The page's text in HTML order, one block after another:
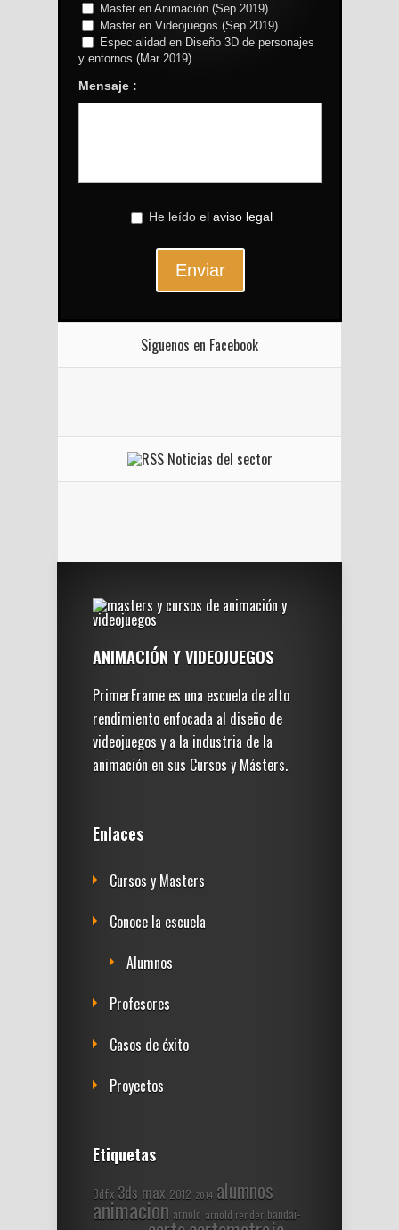
Master en Animación (Sep 2019)
Master en Videojuegos (Sep 2019)
Especialidad en Diseño 3D de personajes
y entornos (Mar 2019)
Mensaje :
He leído el aviso legal
Enviar
Siguenos en Facebook
Noticias del sector
ANIMACIÓN Y VIDEOJUEGOS
PrimerFrame es una escuela de alto
rendimiento enfocada al diseño de
videojuegos y a la industria de la
animación en sus Cursos y Másters.
Enlaces
Cursos y Masters
Conoce la escuela
Alumnos
Profesores
Casos de éxito
Proyectos
Etiquetas
3dfx 3ds max 2012 2014 alumnos
animacion arnold arnold render bandai-